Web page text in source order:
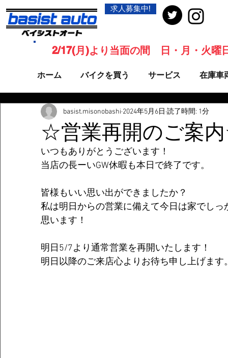
求人募集中!
ホーム バイクを買う サービス 在庫車
2/17(月)より当面の間 日・月・火曜
☆営業再開のご案
basist.misonobashi 2024年5月6日 読了時間: 1分
いつもありがとうございます！
当店の長ーいGW休暇も本日で終了です。
皆様もいい思い出ができましたか？
私は明日からの営業に備えて今日は家でし
思います！
明日5/7より通常営業を再開いたします！
明日以降のご来店心よりお待ち申し上げます